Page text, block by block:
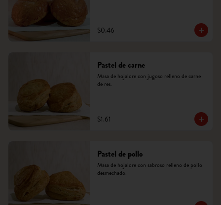
$0.46
Pastel de carne
Masa de hojaldre con jugoso relleno de carne
de res.
$1.61
Pastel de pollo
Masa de hojaldre con sabroso relleno de pollo
desmechado.